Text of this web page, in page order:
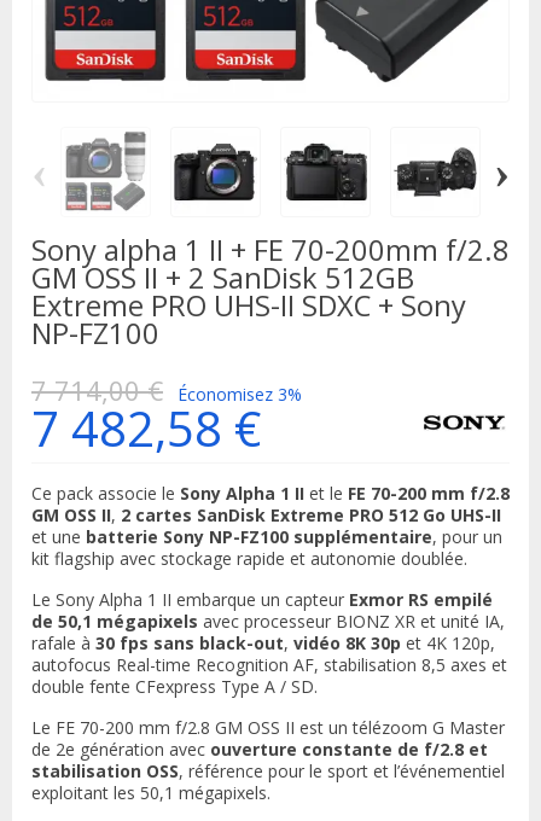
‹ ›
Sony alpha 1 II + FE 70-200mm f/2.8
GM OSS II + 2 SanDisk 512GB
Extreme PRO UHS-II SDXC + Sony
NP-FZ100
7 714,00 € Économisez 3%
7 482,58 €
Ce pack associe le Sony Alpha 1 II et le FE 70-200 mm f/2.8
GM OSS II, 2 cartes SanDisk Extreme PRO 512 Go UHS-II
et une batterie Sony NP-FZ100 supplémentaire, pour un
kit flagship avec stockage rapide et autonomie doublée.
Le Sony Alpha 1 II embarque un capteur Exmor RS empilé
de 50,1 mégapixels avec processeur BIONZ XR et unité IA,
rafale à 30 fps sans black-out, vidéo 8K 30p et 4K 120p,
autofocus Real-time Recognition AF, stabilisation 8,5 axes et
double fente CFexpress Type A / SD.
Le FE 70-200 mm f/2.8 GM OSS II est un télézoom G Master
de 2e génération avec ouverture constante de f/2.8 et
stabilisation OSS, référence pour le sport et l’événementiel
exploitant les 50,1 mégapixels.